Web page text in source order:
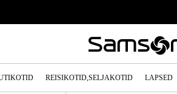
REISIKOTID,SELJAKOTID LAPSED